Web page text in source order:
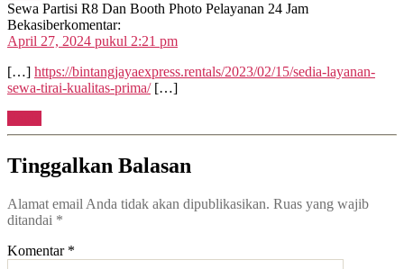
Sewa Partisi R8 Dan Booth Photo Pelayanan 24 Jam
Bekasiberkomentar:
April 27, 2024 pukul 2:21 pm
[…] https://bintangjayaexpress.rentals/2023/02/15/sedia-layanan-
sewa-tirai-kualitas-prima/[…]
Tinggalkan Balasan
Alamat email Anda tidak akan dipublikasikan. Ruas yang wajib
ditandai *
Komentar *